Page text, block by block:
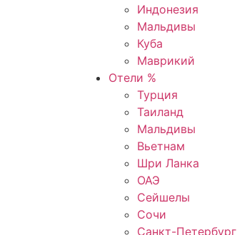
Индонезия
Мальдивы
Куба
Маврикий
Отели %
Турция
Таиланд
Мальдивы
Вьетнам
Шри Ланка
ОАЭ
Сейшелы
Сочи
Санкт-Петербург